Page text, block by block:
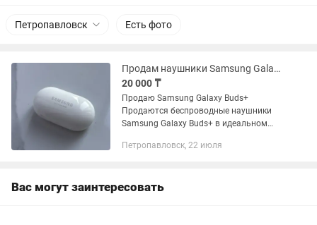
Петропавловск Есть фото
Продам наушники Samsung Galaxy Buds
20 000 ₸
Продаю Samsung Galaxy Buds+
Продаются беспроводные наушники
Samsung Galaxy Buds+ в идеальном
полностью исправны, без дефектов.
Петропавловск, 22 июля
Вас могут заинтересовать